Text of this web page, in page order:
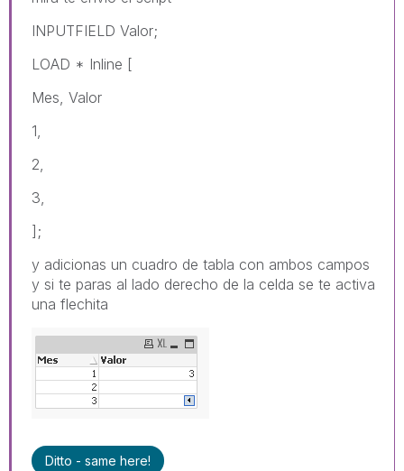
INPUTFIELD Valor;
LOAD * Inline [
Mes, Valor
1,
2,
3,
];
y adicionas un cuadro de tabla con ambos campos
y si te paras al lado derecho de la celda se te activa
una flechita
Ditto - same here!